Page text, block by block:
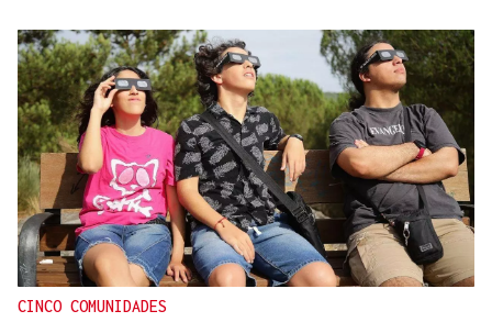
ORÁCULO DAS BURGAS
Horóscopo del día: lunes, 10 de agosto
CINCO COMUNIDADES